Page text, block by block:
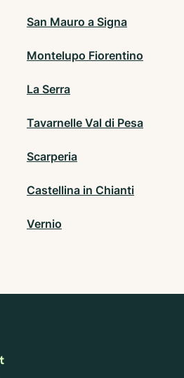
San Mauro a Signa
Montelupo Fiorentino
La Serra
Tavarnelle Val di Pesa
Scarperia
Castellina in Chianti
Vernio